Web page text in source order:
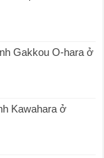
Gakkou O-hara ở
Kawahara ở